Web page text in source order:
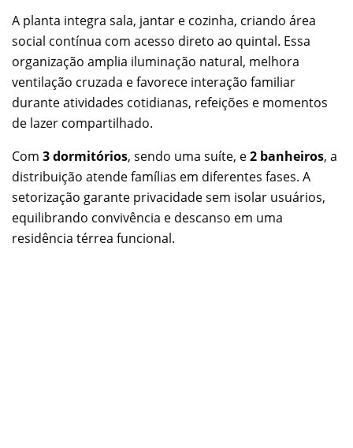
A planta integra sala, jantar e cozinha, criando área
social contínua com acesso direto ao quintal. Essa
organização amplia iluminação natural, melhora
ventilação cruzada e favorece interação familiar
durante atividades cotidianas, refeições e momentos
de lazer compartilhado.
Com 3 dormitórios, sendo uma suíte, e2 banheiros, a
distribuição atende famílias em diferentes fases. A
setorização garante privacidade sem isolar usuários,
equilibrando convivência e descanso em uma
residência térrea funcional.